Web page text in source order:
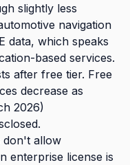
slightly less
navigation
data, which speaks
based services.
after free tier. Free
decrease as
2026)
don't allow
enterprise license is